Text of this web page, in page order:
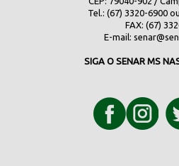
Tel.: (67) 3320-6900
FAX: (67)
E-mail:
SIGA O SENAR MS